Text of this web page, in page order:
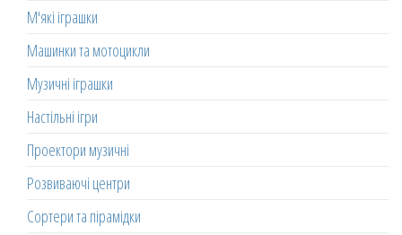
М'які іграшки
Машинки та мотоцикли
Музичні іграшки
Настільні ігри
Проектори музичні
Розвиваючі центри
Сортери та пірамідки